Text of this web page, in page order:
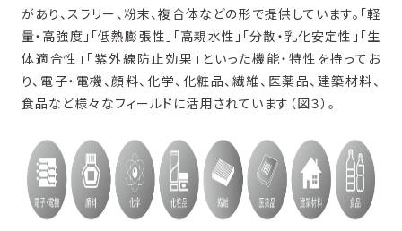
があり、スラリー、粉末、複合体などの形で提供しています。「軽
量・高強度」「低熱膨張性」「高親水性」「分散・乳化安定性」「生
体適合性」「紫外線防止効果」といった機能・特性を持ってお
り、電子・電機、顔料、化学、化粧品、繊維、医薬品、建築材料、
食品など様々なフィールドに活用されています（図３）。